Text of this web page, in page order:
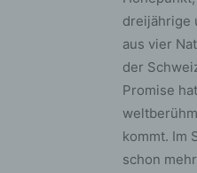
dreijährige
aus vier
der
Promise
kommt. Im
schon